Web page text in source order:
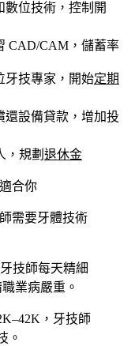
數位技術，控制開
CAD/CAM，儲蓄率
牙技專家，開始定期
還設備貸款，增加投
，規劃 退休金
合你
需要牙體技術
牙技師每天精細
業病嚴重。
，牙技師
。